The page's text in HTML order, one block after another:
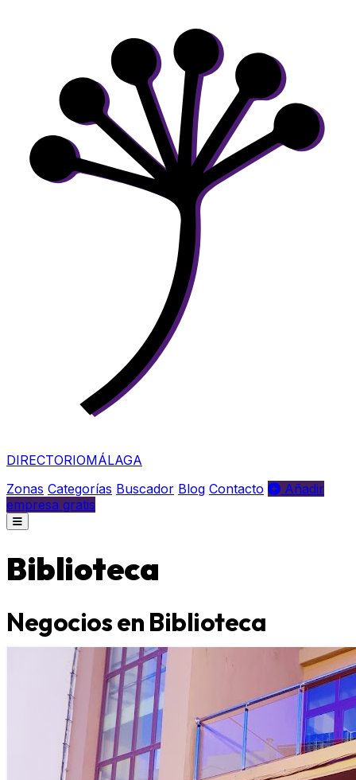
DIRECTORIOMÁLAGA
Zonas Categorías Buscador Blog Contacto
Añadir
empresa gratis
Biblioteca
Negocios en Biblioteca